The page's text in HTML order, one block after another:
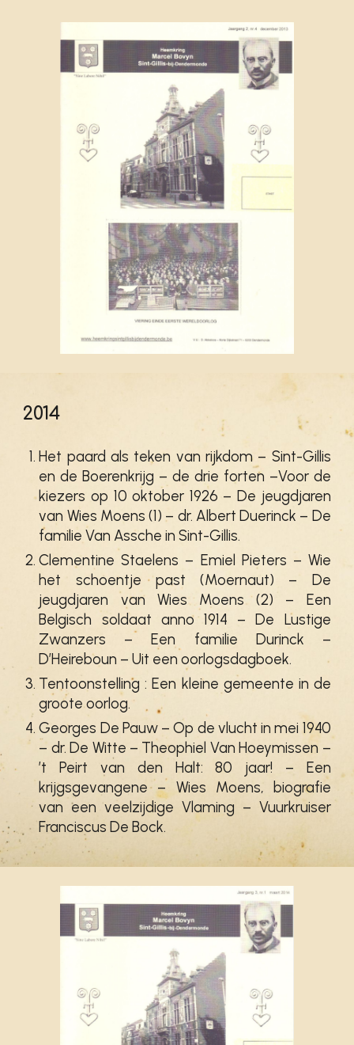
2014
Het paard als teken van rijkdom – Sint-Gillis
en de Boerenkrijg – de drie forten –Voor de
kiezers op 10 oktober 1926 – De jeugdjaren
van Wies Moens (1) – dr. Albert Duerinck – De
familie Van Assche in Sint-Gillis.
Clementine Staelens – Emiel Pieters – Wie
het schoentje past (Moernaut) – De
jeugdjaren van Wies Moens (2) – Een
Belgisch soldaat anno 1914 – De Lustige
Zwanzers – Een familie Durinck –
D’Heireboun – Uit een oorlogsdagboek.
Tentoonstelling : Een kleine gemeente in de
groote oorlog.
Georges De Pauw – Op de vlucht in mei 1940
– dr. De Witte – Theophiel Van Hoeymissen –
’t Peirt van den Halt: 80 jaar! – Een
krijgsgevangene – Wies Moens, biografie
van een veelzijdige Vlaming – Vuurkruiser
Franciscus De Bock.